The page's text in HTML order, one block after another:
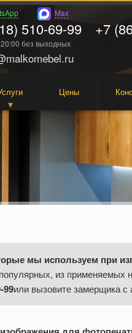
Max
510-69-99 +7
без выходных
Цены
мы используем при
из применяемых
99или вызовите замерщика с